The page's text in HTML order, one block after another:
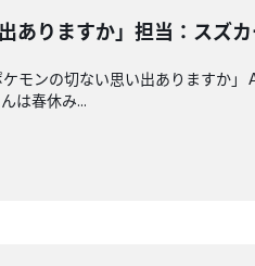
ありますか」担当：スズ
モンの切ない思い出ありますか
は春休み...